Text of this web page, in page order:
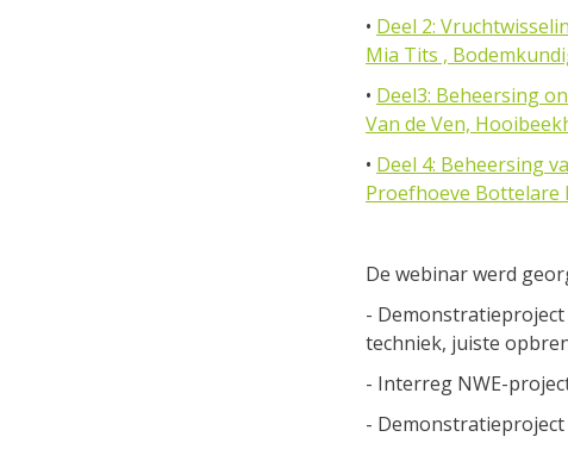
• Deel 2:
Mia Tits ,
• Deel3: Beheersing
Van de Ven,
• Deel 4: Beheersing
Proefhoeve Bottelare
De webinar werd
- Demonstratieproject
techniek, juiste
- Interreg NWE-
-